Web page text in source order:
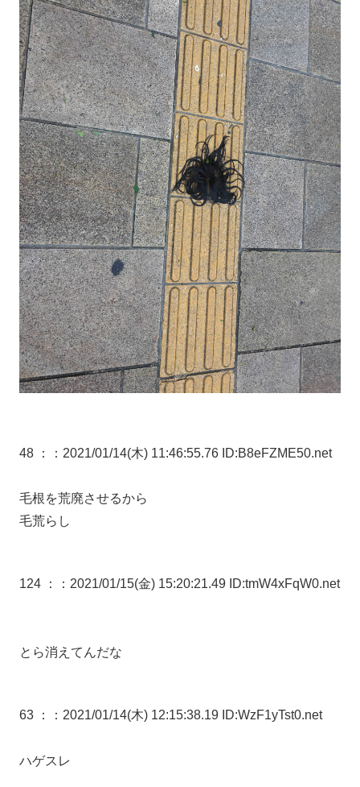
48 ： ：2021/01/14(木) 11:46:55.76 ID:B8eFZME50.net
毛根を荒廃させるから
毛荒らし
124 ： ：2021/01/15(金) 15:20:21.49 ID:tmW4xFqW0.net
とら消えてんだな
63 ： ：2021/01/14(木) 12:15:38.19 ID:WzF1yTst0.net
ハゲスレ